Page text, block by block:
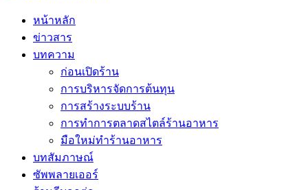
หน้าหลัก
ข่าวสาร
บทความ
ก่อนเปิดร้าน
การบริหารจัดการต้นทุน
การสร้างระบบร้าน
การทำการตลาดสไตล์ร้านอาหาร
มือใหม่ทำร้านอาหาร
บทสัมภาษณ์
ซัพพลายเออร์